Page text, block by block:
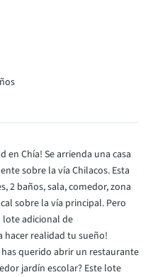
en Chía! Se arrienda una casa
sobre la vía Chilacos. Esta
2 baños, sala, comedor, zona
sobre la vía principal. Pero
lote adicional de
hacer realidad tu sueño!
querido abrir un restaurante
jardín escolar? Este lote